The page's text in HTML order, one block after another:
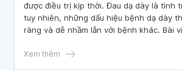
được điều trị kịp thời. Đau dạ dày là tình
tuy nhiên, những dấu hiệu bệnh dạ dày
ràng và dễ nhầm lẫn với bệnh khác. Bài
cách giảm tình trạng.
Xem thêm